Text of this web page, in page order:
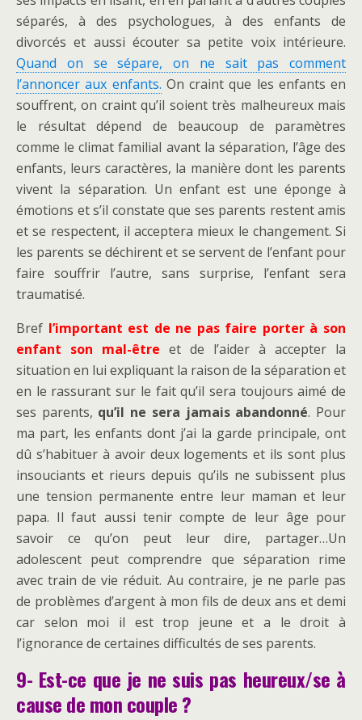
séparés, à des psychologues, à des enfants de
divorcés et aussi écouter sa petite voix intérieure.
Quand on se sépare, on ne sait pas comment
l’annoncer aux enfants. On craint que les enfants en
souffrent, on craint qu’il soient très malheureux mais
le résultat dépend de beaucoup de paramètres
comme le climat familial avant la séparation, l’âge des
enfants, leurs caractères, la manière dont les parents
vivent la séparation. Un enfant est une éponge à
émotions et s’il constate que ses parents restent amis
et se respectent, il acceptera mieux le changement. Si
les parents se déchirent et se servent de l’enfant pour
faire souffrir l’autre, sans surprise, l’enfant sera
traumatisé.
Bref l’important est de ne pas faire porter à son
enfant son mal-être et de l’aider à accepter la
situation en lui expliquant la raison de la séparation et
en le rassurant sur le fait qu’il sera toujours aimé de
ses parents, qu’il ne sera jamais abandonné. Pour
ma part, les enfants dont j’ai la garde principale, ont
dû s’habituer à avoir deux logements et ils sont plus
insouciants et rieurs depuis qu’ils ne subissent plus
une tension permanente entre leur maman et leur
papa. Il faut aussi tenir compte de leur âge pour
savoir ce qu’on peut leur dire, partager…Un
adolescent peut comprendre que séparation rime
avec train de vie réduit. Au contraire, je ne parle pas
de problèmes d’argent à mon fils de deux ans et demi
car selon moi il est trop jeune et a le droit à
l’ignorance de certaines difficultés de ses parents.
9- Est-ce que je ne suis pas heureux/se à
cause de mon couple ?